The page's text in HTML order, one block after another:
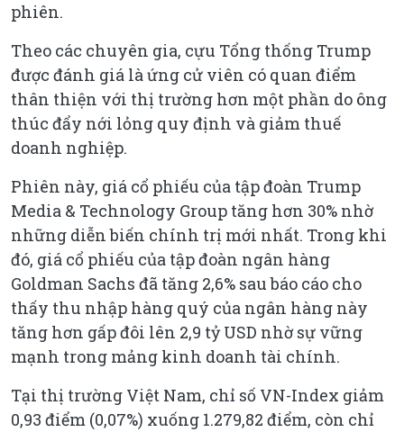
phiên.
Theo các chuyên gia, cựu Tổng thống Trump
được đánh giá là ứng cử viên có quan điểm
thân thiện với thị trường hơn một phần do ông
thúc đẩy nới lỏng quy định và giảm thuế
doanh nghiệp.
Phiên này, giá cổ phiếu của tập đoàn Trump
Media & Technology Group tăng hơn 30% nhờ
những diễn biến chính trị mới nhất. Trong khi
đó, giá cổ phiếu của tập đoàn ngân hàng
Goldman Sachs đã tăng 2,6% sau báo cáo cho
thấy thu nhập hàng quý của ngân hàng này
tăng hơn gấp đôi lên 2,9 tỷ USD nhờ sự vững
mạnh trong mảng kinh doanh tài chính.
Tại thị trường Việt Nam, chỉ số VN-Index giảm
0,93 điểm (0,07%) xuống 1.279,82 điểm, còn chỉ